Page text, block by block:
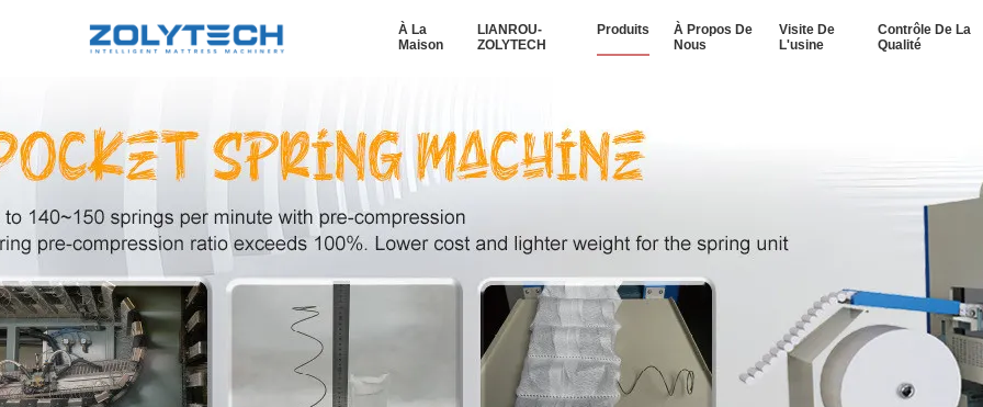
À La
Maison
LIANROU-
ZOLYTECH
Produits
À Propos De
Nous
Visite De
L'usine
Contrôle De La
Qualité